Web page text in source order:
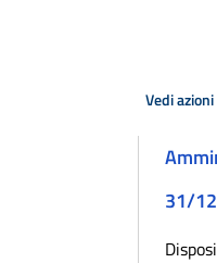
Vedi azioni
31/